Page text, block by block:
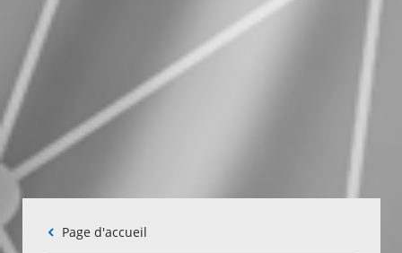
Fil
Page d'accueil